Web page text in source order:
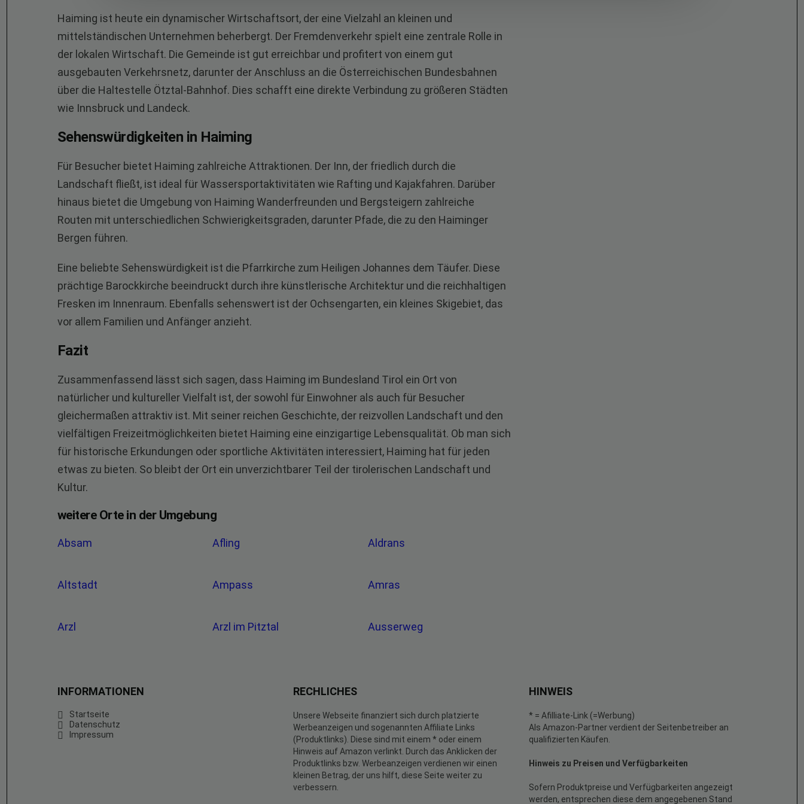
Haiming ist heute ein dynamischer Wirtschaftsort, der eine Vielzahl an kleinen und
mittelständischen Unternehmen beherbergt. Der Fremdenverkehr spielt eine zentrale Rolle in
der lokalen Wirtschaft. Die Gemeinde ist gut erreichbar und profitert von einem gut
ausgebauten Verkehrsnetz, darunter der Anschluss an die Österreichischen Bundesbahnen
über die Haltestelle Ötztal-Bahnhof. Dies schafft eine direkte Verbindung zu größeren Städten
wie Innsbruck und Landeck.
Sehenswürdigkeiten in Haiming
Für Besucher bietet Haiming zahlreiche Attraktionen. Der Inn, der friedlich durch die
Landschaft fließt, ist ideal für Wassersportaktivitäten wie Rafting und Kajakfahren. Darüber
hinaus bietet die Umgebung von Haiming Wanderfreunden und Bergsteigern zahlreiche
Routen mit unterschiedlichen Schwierigkeitsgraden, darunter Pfade, die zu den Haiminger
Bergen führen.
Eine beliebte Sehenswürdigkeit ist die Pfarrkirche zum Heiligen Johannes dem Täufer. Diese
prächtige Barockkirche beeindruckt durch ihre künstlerische Architektur und die reichhaltigen
Fresken im Innenraum. Ebenfalls sehenswert ist der Ochsengarten, ein kleines Skigebiet, das
vor allem Familien und Anfänger anzieht.
Fazit
Zusammenfassend lässt sich sagen, dass Haiming im Bundesland Tirol ein Ort von
natürlicher und kultureller Vielfalt ist, der sowohl für Einwohner als auch für Besucher
gleichermaßen attraktiv ist. Mit seiner reichen Geschichte, der reizvollen Landschaft und den
vielfältigen Freizeitmöglichkeiten bietet Haiming eine einzigartige Lebensqualität. Ob man sich
für historische Erkundungen oder sportliche Aktivitäten interessiert, Haiming hat für jeden
etwas zu bieten. So bleibt der Ort ein unverzichtbarer Teil der tirolerischen Landschaft und
Kultur.
weitere Orte in der Umgebung
Absam Afling Aldrans
Altstadt Ampass Amras
Arzl Arzl im Pitztal Ausserweg
INFORMATIONEN
Startseite
Datenschutz
Impressum
RECHLICHES
Unsere Webseite finanziert sich durch platzierte
Werbeanzeigen und sogenannten Affiliate Links
(Produktlinks). Diese sind mit einem * oder einem
Hinweis auf Amazon verlinkt. Durch das Anklicken der
Produktlinks bzw. Werbeanzeigen verdienen wir einen
kleinen Betrag, der uns hilft, diese Seite weiter zu
verbessern.
HINWEIS
* = Afilliate-Link (=Werbung)
Als Amazon-Partner verdient der Seitenbetreiber an
qualifizierten Käufen.
Hinweis zu Preisen und Verfügbarkeiten
Sofern Produktpreise und Verfügbarkeiten angezeigt
werden, entsprechen diese dem angegebenen Stand